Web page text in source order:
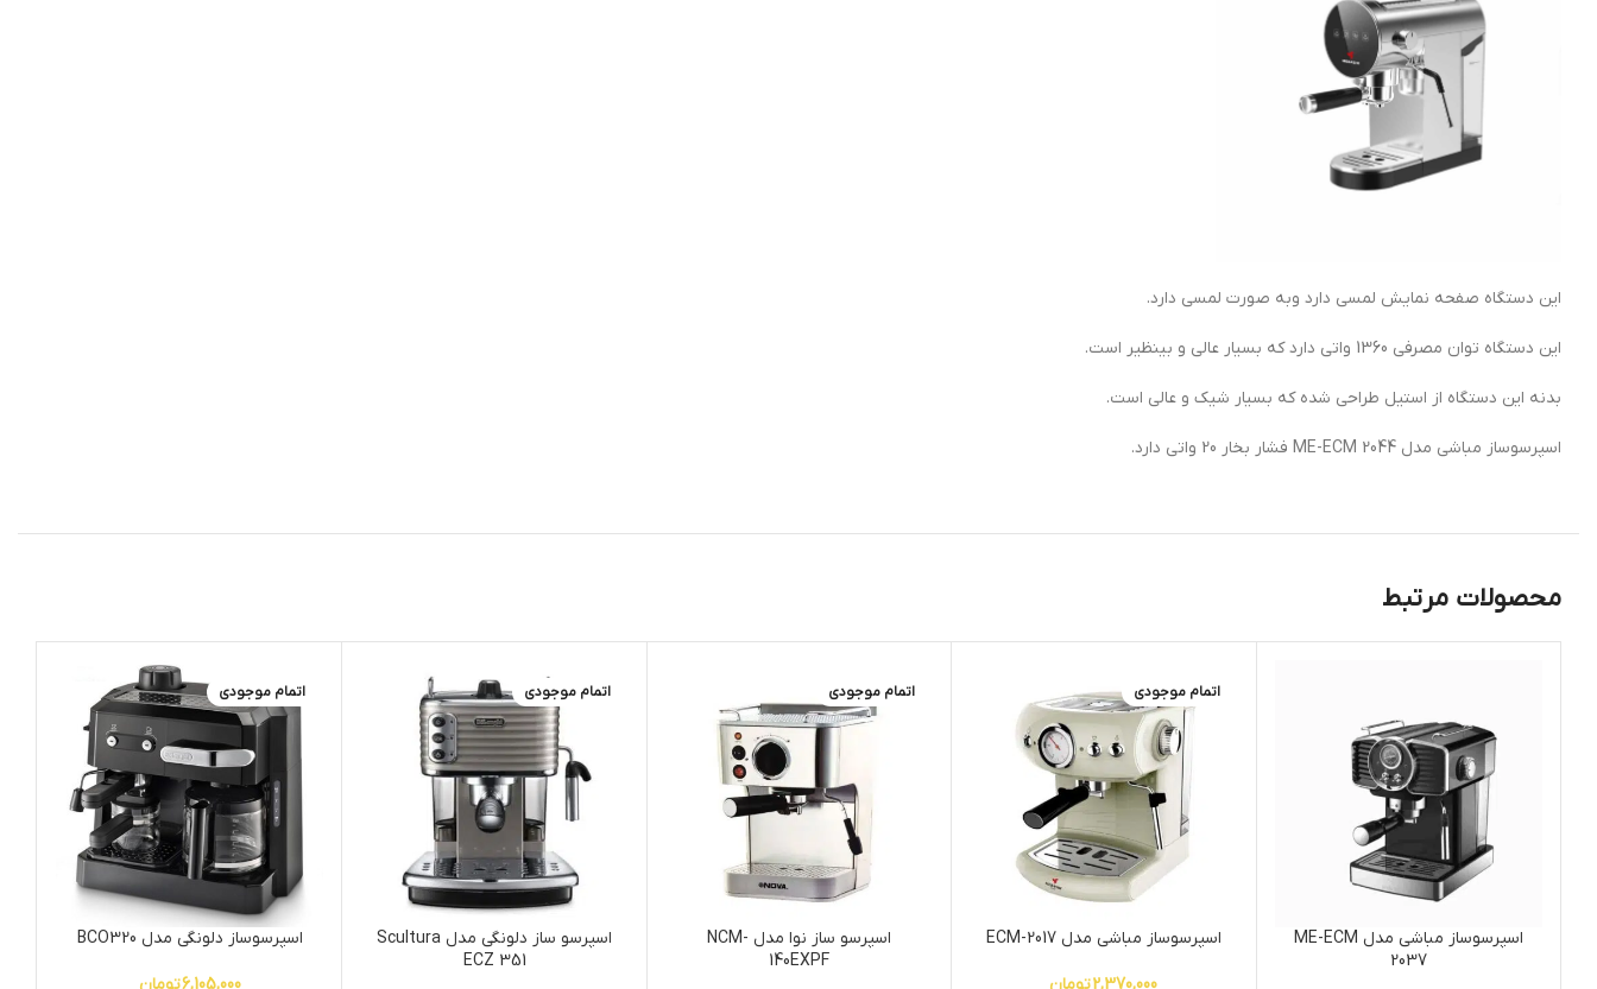
این دستگاه صفحه نمایش لمسی دارد وبه صورت لمسی دارد.
این دستگاه توان مصرفی 1360 واتی دارد که بسیار عالی و بینظیر است.
بدنه این دستگاه از استیل طراحی شده که بسیار شیک و عالی است.
اسپرسوساز مباشی مدل ME-ECM 2044 فشار بخار 20 واتی دارد.
محصولات مرتبط
اسپرسوساز مباشی مدل ME-ECM
2037
اتمام موجودی
اسپرسوساز مباشی مدل ECM-2017
اتمام موجودی
اسپرسو ساز نوا مدل NCM-
140EXPF
اتمام موجودی
اسپرسو ساز دلونگی مدل Scultura
ECZ 351
اتمام موجودی
اسپرسوساز دلونگی مدل BCO320